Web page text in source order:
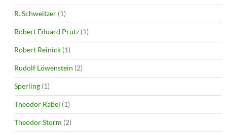
R. Schweitzer (1)
Robert Eduard Prutz (1)
Robert Reinick (1)
Rudolf Löwenstein (2)
Sperling (1)
Theodor Räbel (1)
Theodor Storm (2)